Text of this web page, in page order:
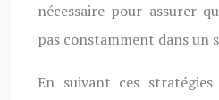
nécessaire pour assurer
pas constamment dans un
En suivant ces